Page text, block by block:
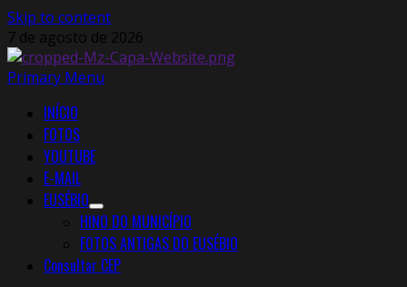
Skip to content
7 de agosto de 2026
Primary Menu
INÍCIO
FOTOS
YOUTUBE
E-MAIL
EUSÉBIO
HINO DO MUNICÍPIO
FOTOS ANTIGAS DO EUSÉBIO
Consultar CEP